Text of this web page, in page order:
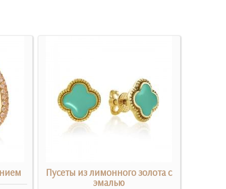
Пусеты из лимонного золота с
эмалью